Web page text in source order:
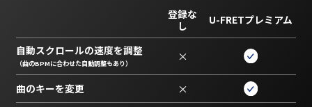
登録な
し
U-FRETプレミアム
自動スクロールの速度を調整
（曲のBPMに合わせた自動調整もあり） ×
曲のキーを変更 ×